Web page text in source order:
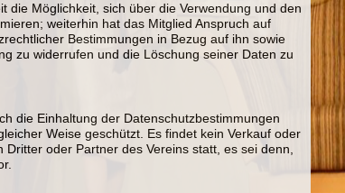
die Möglichkeit, sich über die Verwendung und den
weiterhin hat das Mitglied Anspruch auf
Bestimmungen in Bezug auf ihn sowie
zu widerrufen und die Löschung seiner Daten zu
die Einhaltung der Datenschutzbestimmungen
Weise geschützt. Es findet kein Verkauf oder
Dritter oder Partner des Vereins statt, es sei denn,